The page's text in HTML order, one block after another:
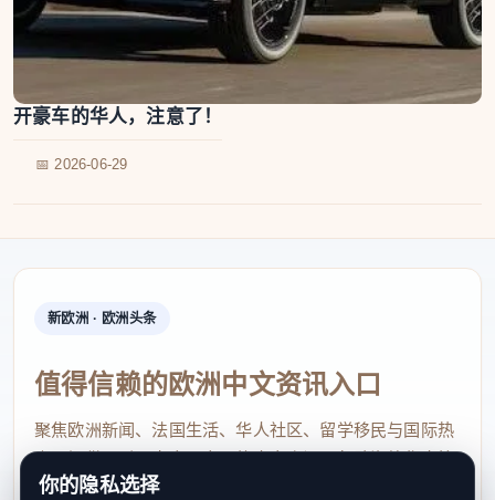
开豪车的华人，注意了！
📅 2026-06-29
新欧洲 · 欧洲头条
值得信赖的欧洲中文资讯入口
聚焦欧洲新闻、法国生活、华人社区、留学移民与国际热
点，提供及时、真实、实用的中文资讯，帮助海外华人快
速了解欧洲动态。
你的隐私选择